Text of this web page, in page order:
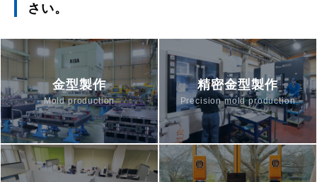
さい。
金型製作
Mold production
精密金型製作
Precision mold production